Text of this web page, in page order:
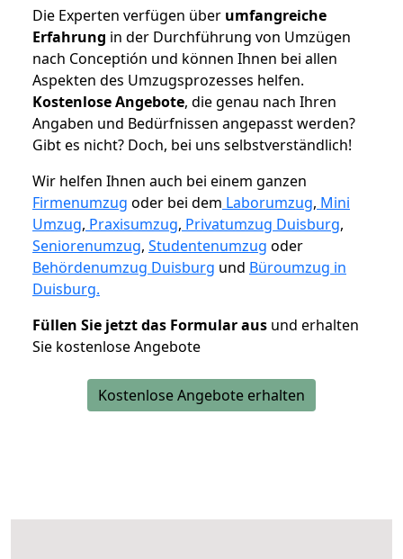
Die Experten verfügen über umfangreiche
Erfahrung in der Durchführung von Umzügen
nach Conceptión und können Ihnen bei allen
Aspekten des Umzugsprozesses helfen.
Kostenlose Angebote, die genau nach Ihren
Angaben und Bedürfnissen angepasst werden?
Gibt es nicht? Doch, bei uns selbstverständlich!
Wir helfen Ihnen auch bei einem ganzen
Firmenumzug oder bei dem Laborumzug, Mini
Umzug, Praxisumzug, Privatumzug Duisburg,
Seniorenumzug, Studentenumzug oder
Behördenumzug Duisburg und Büroumzug in
Duisburg.
Füllen Sie jetzt das Formular aus und erhalten
Sie kostenlose Angebote
Kostenlose Angebote erhalten